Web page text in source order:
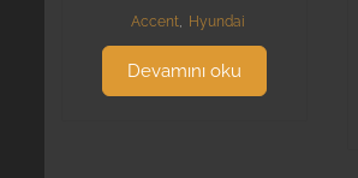
Accent, Hyundai
Devamını oku